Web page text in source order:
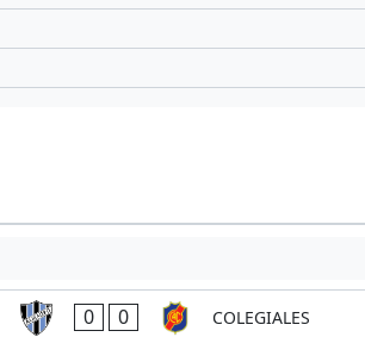
0 0 COLEGIALES